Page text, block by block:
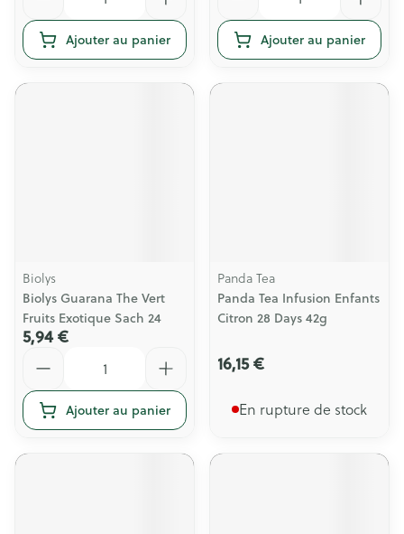
Ajouter au panier Ajouter au panier
Biolys
Biolys Guarana The Vert
Fruits Exotique Sach 24
5,94 €
Ajouter au panier
Panda Tea
Panda Tea Infusion Enfants
Citron 28 Days 42g
16,15 €
En rupture de stock